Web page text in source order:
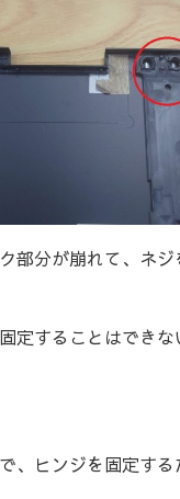
部分が崩れて、ネ
定することはできな
、ヒンジを固定する